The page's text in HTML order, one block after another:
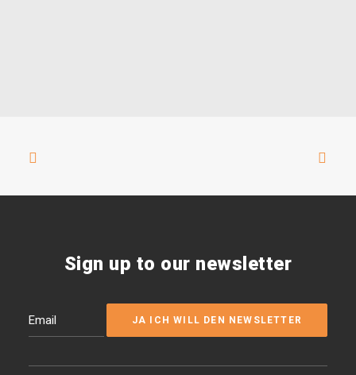
Sign up to our newsletter